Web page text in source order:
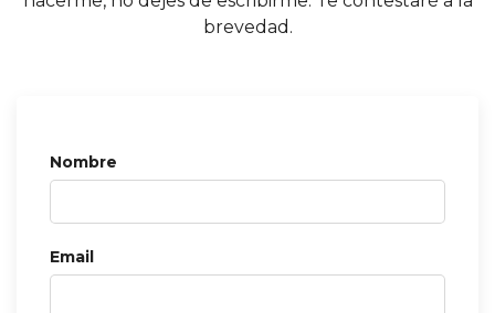
brevedad.
Nombre
Email